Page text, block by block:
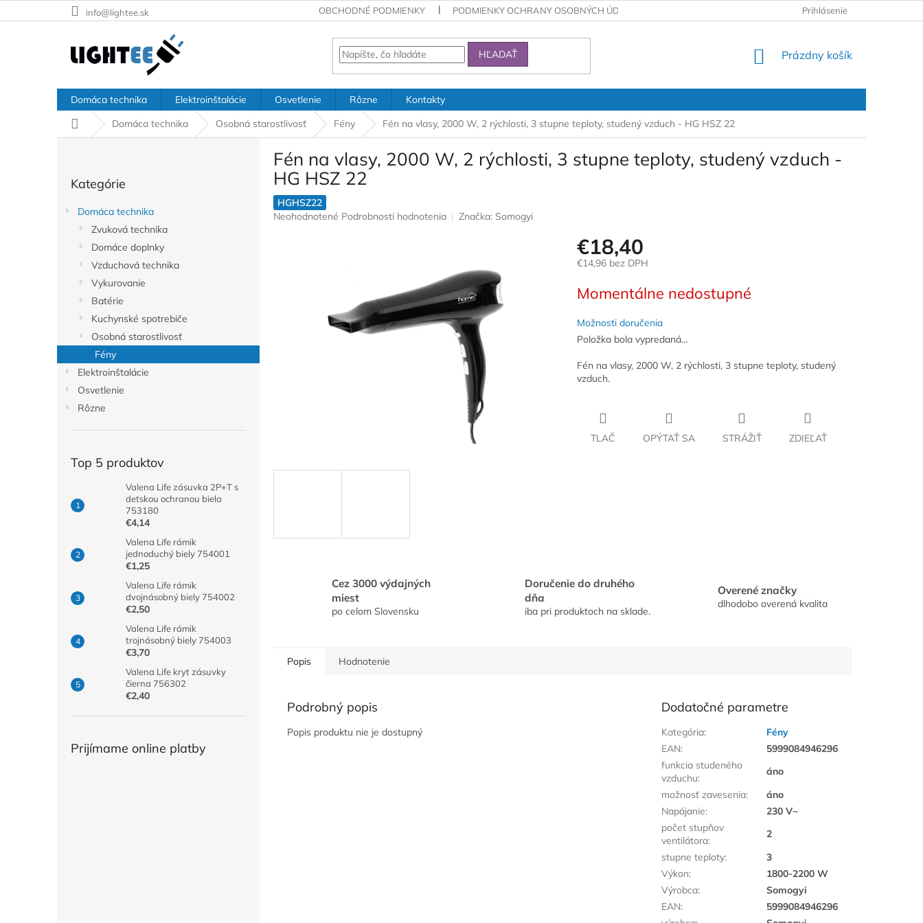
na
info@lightee.sk OBCHODNÉ PODMIENKY PODMIENKY OCHRANY OSOBNÝCH ÚDAJOV Prihlásenie
HĽADAŤ
NÁKUPNÝ
Prázdny košík
Domáca technika Elektroinštalácie Osvetlenie Rôzne
Kontakty
DomovDomáca technika Osobná starostlivosť Fény Fén na vlasy, 2000 W, 2 rýchlosti, 3 stupne teploty, studený vzduch - HG HSZ 22
kategórie
Kategórie
Domáca technika
Zvuková technika
Domáce doplnky
Vzduchová technika
Vykurovanie
Batérie
Kuchynské spotrebiče
Osobná starostlivosť
Fény
Elektroinštalácie
Osvetlenie
Rôzne
Top 5 produktov
Valena Life zásuvka 2P+T s
detskou ochranou biela
753180
€4,14
Valena Life rámik
jednoduchý biely 754001
€1,25
Valena Life rámik
dvojnásobný biely 754002
€2,50
Valena Life rámik
trojnásobný biely 754003
€3,70
Valena Life kryt zásuvky
čierna 756302
€2,40
Prijímame online platby
Fén na vlasy, 2000 W, 2 rýchlosti, 3 stupne teploty, studený vzduch -
HG HSZ 22
HGHSZ22
Priemerné
Neohodnotené Podrobnosti hodnotenia Značka: Somogyi
€18,40
€14,96 bez DPH
cena:
Momentálne nedostupné
Možnosti doručenia
Položka bola vypredaná…
Fén na vlasy, 2000 W, 2 rýchlosti, 3 stupne teploty, studený
vzduch.
TLAČ OPÝTAŤ SA STRÁŽIŤ ZDIEĽAŤ
Cez 3000 výdajných
miest
po celom Slovensku
Doručenie do druhého
dňa
iba pri produktoch na sklade.
Overené značky
dlhodobo overená kvalita
Popis Hodnotenie
Podrobný popis
Popis produktu nie je dostupný
Dodatočné parametre
Kategória:
Fény
EAN:
5999084946296
funkcia studeného
vzduchu:
áno
možnosť zavesenia:
áno
Napájanie:
230 V~
počet stupňov
ventilátora:
2
stupne teploty:
3
Výkon:
1800-2200 W
Výrobca:
Somogyi
EAN:
5999084946296